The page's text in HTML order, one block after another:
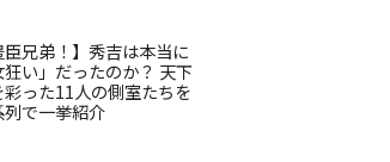
臣兄弟！】秀吉は本当に
狂い」だったのか？ 天下
彩った11人の側室たちを
列で一挙紹介